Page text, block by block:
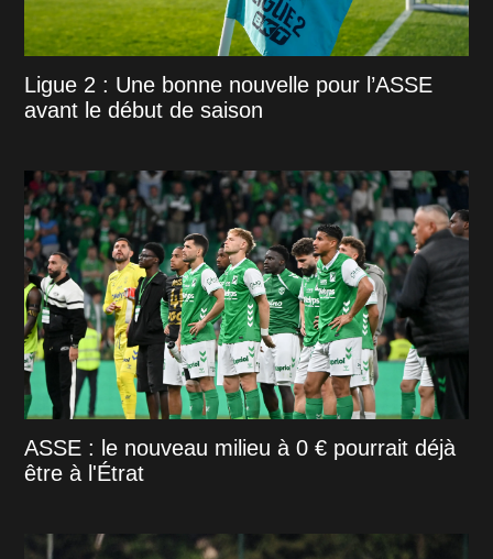
Ligue 2 : Une bonne nouvelle pour l’ASSE
avant le début de saison
ASSE : le nouveau milieu à 0 € pourrait déjà
être à l'Étrat